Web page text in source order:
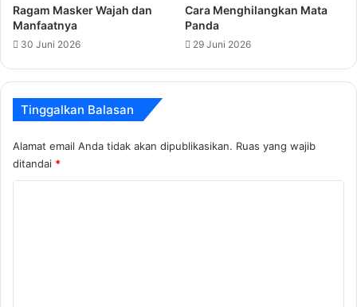
Ragam Masker Wajah dan
Manfaatnya
30 Juni 2026
Cara Menghilangkan Mata
Panda
29 Juni 2026
Tinggalkan Balasan
Alamat email Anda tidak akan dipublikasikan. Ruas yang wajib
ditandai *